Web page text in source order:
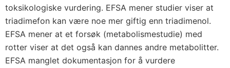
toksikologiske vurdering. EFSA mener studier viser at
triadimefon kan være noe mer giftig enn triadimenol.
EFSA mener at et forsøk (metabolismestudie) med
rotter viser at det også kan dannes andre metabolitter.
EFSA manglet dokumentasjon for å vurdere